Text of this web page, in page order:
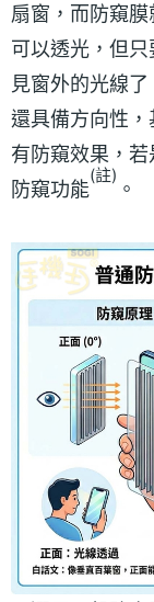
扇窗，而防窺
可以透光，但
見窗外的光線
還具備方向性
有防窺效果，
防窺功能
(註)
。